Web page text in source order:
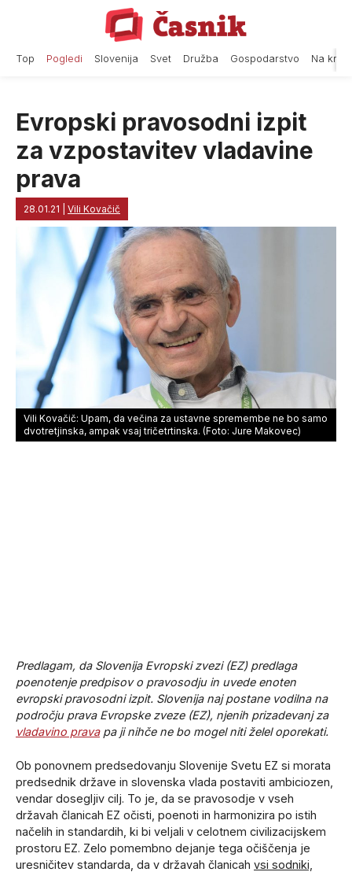
Top Pogledi Slovenija Svet Družba Gospodarstvo Na
Evropski pravosodni izpit
za vzpostavitev vladavine
prava
28.01.21 Vili Kovačič
Vili Kovačič: Upam, da večina za ustavne spremembe ne bo samo
dvotretjinska, ampak vsaj tričetrtinska. (Foto: Jure Makovec)
Predlagam, da Slovenija Evropski zvezi (EZ) predlaga
poenotenje predpisov o pravosodju in uvede enoten
evropski pravosodni izpit. Slovenija naj postane vodilna na
področju prava Evropske zveze (EZ), njenih prizadevanj za
vladavino pravapa ji nihče ne bo mogel niti želel oporekati.
Ob ponovnem predsedovanju Slovenije Svetu EZ si morata
predsednik države in slovenska vlada postaviti ambiciozen,
vendar dosegljiv cilj. To je, da se pravosodje v vseh
državah članicah EZ očisti, poenoti in harmonizira po istih
načelih in standardih, ki bi veljali v celotnem civilizacijskem
prostoru EZ. Zelo pomembno dejanje tega očiščenja je
uresničitev standarda, da v državah članicah vsi sodniki,